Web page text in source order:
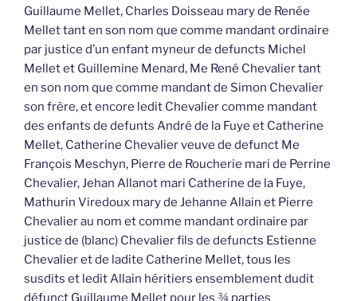
Guillaume Mellet, Charles Doisseau mary de Renée
Mellet tant en son nom que comme mandant ordinaire
par justice d’un enfant myneur de defuncts Michel
Mellet et Guillemine Menard, Me René Chevalier tant
en son nom que comme mandant de Simon Chevalier
son frère, et encore ledit Chevalier comme mandant
des enfants de defunts André de la Fuye et Catherine
Mellet, Catherine Chevalier veuve de defunct Me
François Meschyn, Pierre de Roucherie mari de Perrine
Chevalier, Jehan Allanot mari Catherine de la Fuye,
Mathurin Viredoux mary de Jehanne Allain et Pierre
Chevalier au nom et comme mandant ordinaire par
justice de (blanc) Chevalier fils de defuncts Estienne
Chevalier et de ladite Catherine Mellet, tous les
susdits et ledit Allain héritiers ensemblement dudit
défunct Guillaume Mellet pour les ¾ parties